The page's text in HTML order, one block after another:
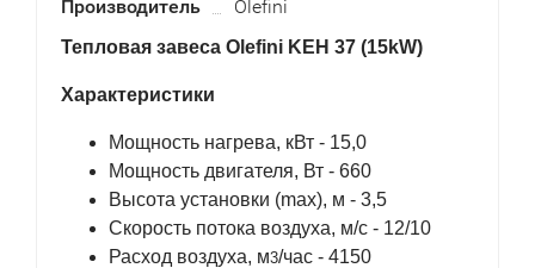
Производитель
Olefini
Тепловая завеса Olefini KEH 37 (15kW)
Характеристики
Мощность нагрева, кВт - 15,0
Мощность двигателя, Вт - 660
Высота установки (max), м - 3,5
Скорость потока воздуха, м/с - 12/10
Расход воздуха, м3/час - 4150